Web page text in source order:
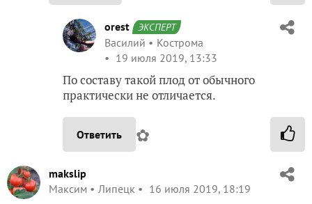
orest ЭКСПЕРТ
Василий
Кострома
19 июля 2019, 13:33
По составу такой плод от обычного
практически не отличается.
Ответить ✿
makslip
Максим
Липецк 16 июля 2019, 18:19